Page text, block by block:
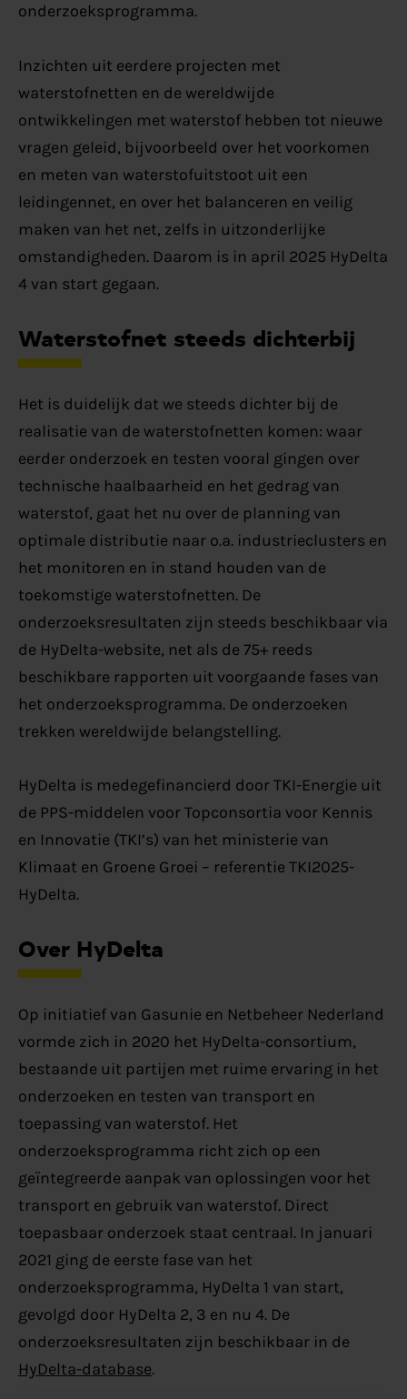
onderzoeksprogramma.
Inzichten uit eerdere projecten met
waterstofnetten en de wereldwijde
ontwikkelingen met waterstof hebben tot nieuwe
vragen geleid, bijvoorbeeld over het voorkomen
en meten van waterstofuitstoot uit een
leidingennet, en over het balanceren en veilig
maken van het net, zelfs in uitzonderlijke
omstandigheden. Daarom is in april 2025 HyDelta
4 van start gegaan.
Waterstofnet steeds dichterbij
Het is duidelijk dat we steeds dichter bij de
realisatie van de waterstofnetten komen: waar
eerder onderzoek en testen vooral gingen over
technische haalbaarheid en het gedrag van
waterstof, gaat het nu over de planning van
optimale distributie naar o.a. industrieclusters en
het monitoren en in stand houden van de
toekomstige waterstofnetten. De
onderzoeksresultaten zijn steeds beschikbaar via
de HyDelta-website, net als de 75+ reeds
beschikbare rapporten uit voorgaande fases van
het onderzoeksprogramma. De onderzoeken
trekken wereldwijde belangstelling.
HyDelta is medegefinancierd door TKI-Energie uit
de PPS-middelen voor Topconsortia voor Kennis
en Innovatie (TKI’s) van het ministerie van
Klimaat en Groene Groei – referentie TKI2025-
HyDelta.
Over HyDelta
Op initiatief van Gasunie en Netbeheer Nederland
vormde zich in 2020 het HyDelta-consortium,
bestaande uit partijen met ruime ervaring in het
onderzoeken en testen van transport en
toepassing van waterstof. Het
onderzoeksprogramma richt zich op een
geïntegreerde aanpak van oplossingen voor het
transport en gebruik van waterstof. Direct
toepasbaar onderzoek staat centraal. In januari
2021 ging de eerste fase van het
onderzoeksprogramma, HyDelta 1 van start,
gevolgd door HyDelta 2, 3 en nu 4. De
onderzoeksresultaten zijn beschikbaar in de
HyDelta-database.